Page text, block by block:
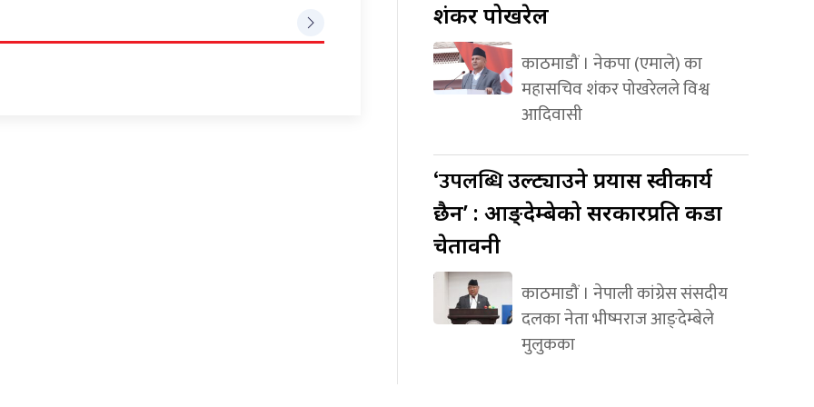
शंकर पोखरेल
काठमाडौं । नेकपा (एमाले) का
महासचिव शंकर पोखरेलले विश्व
आदिवासी
‘उपलब्धिउल्ट्याउने प्रयास स्वीकार्य
छैन’ : आङ्देम्बेको सरकारप्रति कडा
चेतावनी
काठमाडौं । नेपाली कांग्रेस संसदीय
दलका नेता भीष्मराज आङ्देम्बेले
मुलुकका